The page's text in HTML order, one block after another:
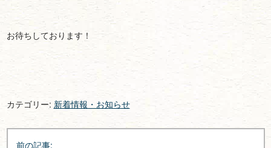
お待ちしております！
カテゴリー: 新着情報・お知らせ
投前の記事: